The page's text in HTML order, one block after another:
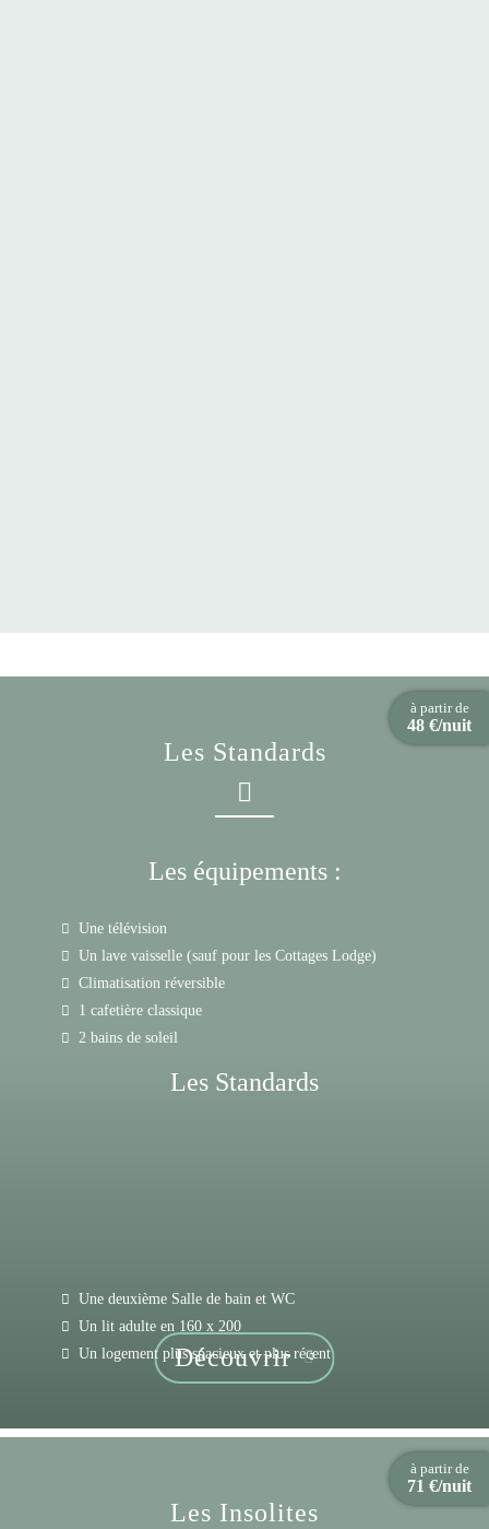
Les Standards
Découvrir
Les équipements :
Une télévision
Un lave vaisselle (sauf pour les Cottages Lodge)
Climatisation réversible
1 cafetière classique
2 bains de soleil
Les Standards
Une deuxième Salle de bain et WC
Un lit adulte en 160 x 200
Un logement plus spacieux et plus récent
à partir de
48 €/nuit
Les Insolites
à partir de
71 €/nuit